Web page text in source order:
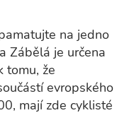
na jedno
Zábělá je určena
tomu, že
evropského
mají zde cyklisté